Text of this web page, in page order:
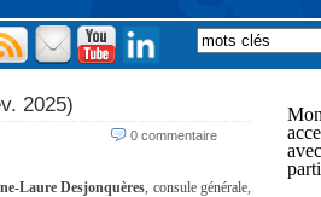
2025)
0 commentaire
Laure Desjonquères, consule générale,